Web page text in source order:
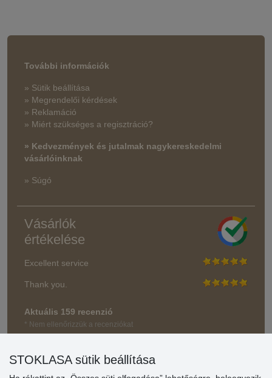
További információk
» Sütik beállítása
» Megrendelői kérdések
» Reklamáció
» Miért szükséges a regisztráció?
» Kedvezmények és jutalmak nagykereskedelmi
vásárlóinknak
» Súgó
Vásárlók
értékelése
Excellent service
Thank you.
Aktuális 159 recenzió
* Nem ellenőrizzük a recenziókat
STOKLASA sütik beállítása